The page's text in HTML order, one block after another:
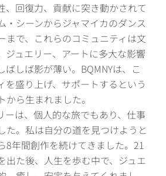
、回復力、貢献に突き動かされて
・シーンからジャマイカのダンス
まで、これらのコミュニティは文
ジュエリー、アートに多大な影響
ばしば影が薄い。BQMNYは、こ
を盛り上げ、サポートするという
ら生まれました。
ーは、個人的な旅でもあり、仕事
た。私は自分の道を見つけようと
8年間創作を続けてきました。21
出た後、人生を歩む中で、ジュエ